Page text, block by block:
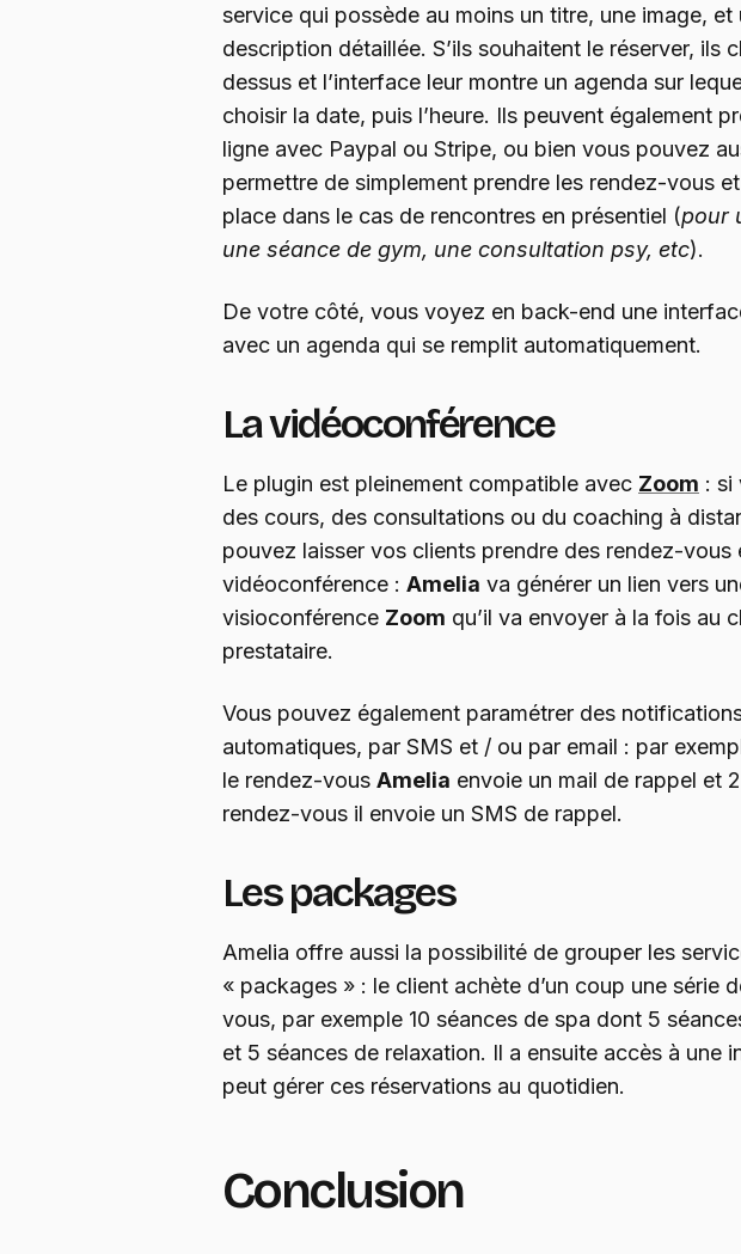
service qui possède au moins un titre, une image, et
description détaillée. S’ils souhaitent le réserver, ils
dessus et l’interface leur montre un agenda sur
choisir la date, puis l’heure. Ils peuvent également
ligne avec Paypal ou Stripe, ou bien vous pouvez
permettre de simplement prendre les rendez-vous
place dans le cas de rencontres en présentiel (pour
une séance de gym, une consultation psy, etc).
De votre côté, vous voyez en back-end une
avec un agenda qui se remplit automatiquement.
La vidéoconférence
Le plugin est pleinement compatible avec Zoom : si
des cours, des consultations ou du coaching à
pouvez laisser vos clients prendre des rendez-vous
vidéoconférence : Amelia va générer un lien vers
visioconférence Zoom qu’il va envoyer à la fois au
prestataire.
Vous pouvez également paramétrer des
automatiques, par SMS et / ou par email : par
le rendez-vous Amelia envoie un mail de rappel et
rendez-vous il envoie un SMS de rappel.
Les packages
Amelia offre aussi la possibilité de grouper les
« packages » : le client achète d’un coup une série
vous, par exemple 10 séances de spa dont 5
et 5 séances de relaxation. Il a ensuite accès à une
peut gérer ces réservations au quotidien.
Conclusion